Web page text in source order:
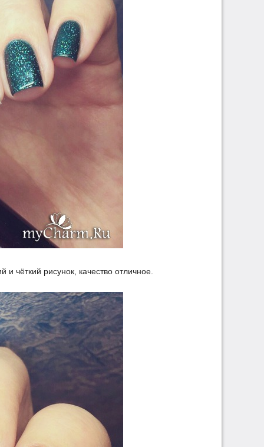
чёткий рисунок, качество отличное.